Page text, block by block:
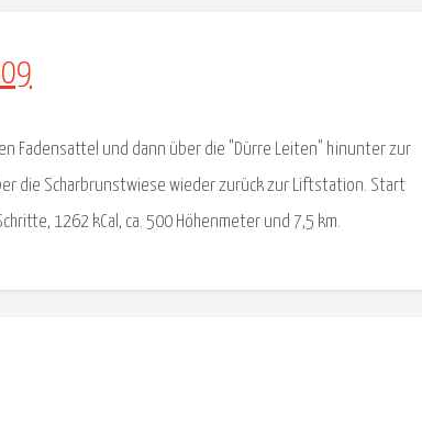
Fadensattel und dann über die "Dürre Leiten" hinunter zur
die Scharbrunstwiese wieder zurück zur Liftstation. Start
1262 kCal, ca. 500 Höhenmeter und 7,5 km.